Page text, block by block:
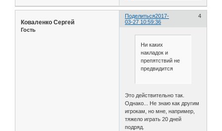
Поделиться 4
2017-
03-27 10:59:36
Коваленко Сергей
Гость
Ни каких
накладок и
препятствий не
предвидится
Это действительно так.
Однако... Не знаю как другим
игрокам, но мне, например,
тяжело играть 20 дней
подряд.